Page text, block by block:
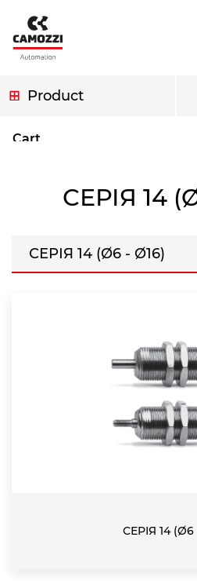
main
content
Product
Cart
СЕРІЯ 14
СЕРІЯ 14 (Ø6 - Ø16)
СЕРІЯ 14 (Ø6